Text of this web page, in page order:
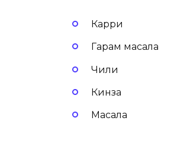
Карри
Гарам масала
Чили
Кинза
Масала